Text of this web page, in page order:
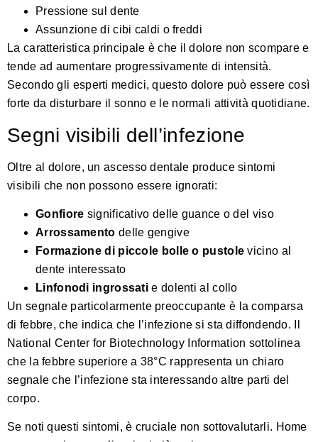
Pressione sul dente
Assunzione di cibi caldi o freddi
La caratteristica principale è che il dolore non scompare e
tende ad aumentare progressivamente di intensità.
Secondo gli esperti medici, questo dolore può essere così
forte da disturbare il sonno e le normali attività quotidiane.
Segni visibili dell’infezione
Oltre al dolore, un ascesso dentale produce sintomi
visibili che non possono essere ignorati:
Gonfiore significativo delle guance o del viso
Arrossamento delle gengive
Formazione di piccole bolle o pustole vicino al
dente interessato
Linfonodi ingrossati e dolenti al collo
Un segnale particolarmente preoccupante è la comparsa
di febbre, che indica che l’infezione si sta diffondendo.
National Center for Biotechnology Information sottolinea
che la febbre superiore a 38°C rappresenta un chiaro
segnale che l’infezione sta interessando altre parti del
corpo.
Se noti questi sintomi, è cruciale non sottovalutarli. Home